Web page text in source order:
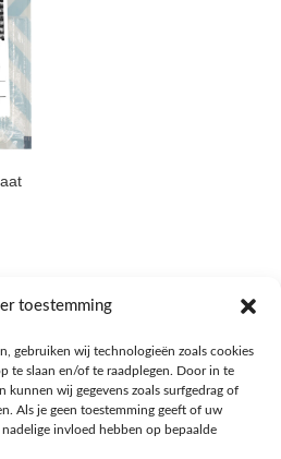
toestemming
gebruiken wij technologieën zoals cookies
te slaan en/of te raadplegen. Door in te
kunnen wij gegevens zoals surfgedrag of
Als je geen toestemming geeft of uw
invloed hebben op bepaalde
keuzes van Albert Heijn, verrijk je
over het keto-dieet, en deel jouw
online gemeenschap!